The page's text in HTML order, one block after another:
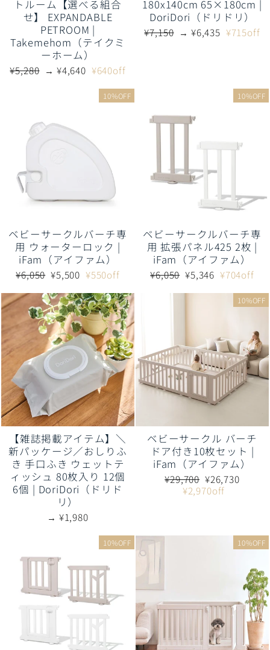
トルーム【選べる組合
せ】 EXPANDABLE
PETROOM |
Takemehom（テイクミ
ーホーム）
通
¥5,280 販
→ ¥4,640 ¥640off
180x140cm 65×180cm |
DoriDori（ドリドリ）
通
¥7,150 販
→ ¥6,435 ¥715off
10%OFF
ベビーサークルバーチ専
用 ウォーターロック |
iFam（アイファム）
通
価
¥6,050 販
価
格
¥5,500 ¥550off
10%OFF
ベビーサークルバーチ専
用 拡張パネル425 2枚 |
iFam（アイファム）
通
¥6,050 販
価
¥5,346 ¥704off
【雑誌掲載アイテム】＼
新パッケージ／おしりふ
き 手口ふき ウェットテ
ィッシュ 80枚入り 12個
6個 | DoriDori（ドリド
リ）
→ ¥1,980
10%OFF
ベビーサークル バーチ
ドア付き10枚セット |
iFam（アイファム）
通
¥29,700 販
売
¥26,730
¥2,970off
10%OFF 10%OFF